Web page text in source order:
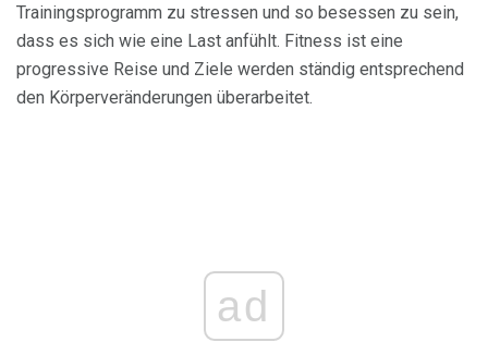
Trainingsprogramm zu stressen und so besessen zu sein,
dass es sich wie eine Last anfühlt. Fitness ist eine
progressive Reise und Ziele werden ständig entsprechend
den Körperveränderungen überarbeitet.
ad